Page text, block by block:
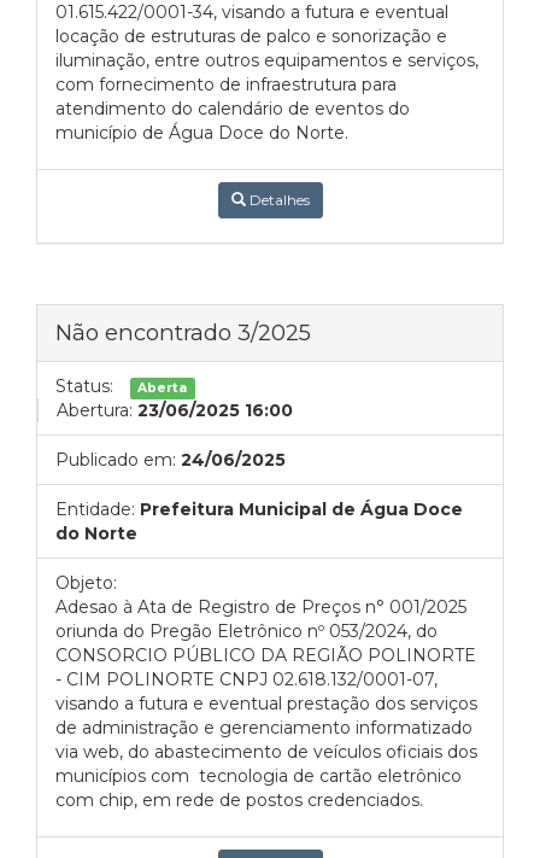
01.615.422/0001-34, visando a futura e eventual
locação de estruturas de palco e sonorização e
iluminação, entre outros equipamentos e serviços,
com fornecimento de infraestrutura para
atendimento do calendário de eventos do
município de Água Doce do Norte.
Detalhes
Não encontrado 3/2025
Status: Aberta
Abertura: 23/06/2025 16:00
Publicado em: 24/06/2025
Entidade: Prefeitura Municipal de Água Doce
do Norte
Objeto:
Adesao à Ata de Registro de Preços n° 001/2025
oriunda do Pregão Eletrônico nº 053/2024, do
CONSORCIO PÚBLICO DA REGIÃO POLINORTE
- CIM POLINORTE CNPJ 02.618.132/0001-07,
visando a futura e eventual prestação dos serviços
de administração e gerenciamento informatizado
via web, do abastecimento de veículos oficiais dos
municípios com tecnologia de cartão eletrônico
com chip, em rede de postos credenciados.